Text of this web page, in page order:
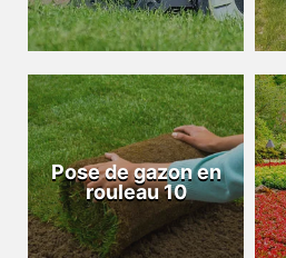
Pose de gazon en
rouleau 10